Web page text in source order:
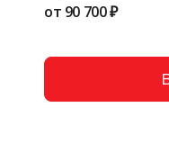
от 90 700 ₽